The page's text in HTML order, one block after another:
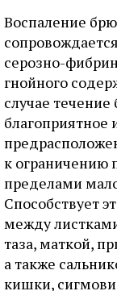
Воспаление
серозно-
гнойного
случае течение
благоприятное
к ограничению
пределами
Способствует
между
таза, маткой,
а также
кишки,